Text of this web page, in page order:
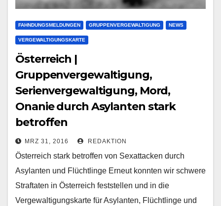
FAHNDUNGSMELDUNGEN GRUPPENVERGEWALTIGUNG NEWS
VERGEWALTIGUNGSKARTE
Österreich |
Gruppenvergewaltigung,
Serienvergewaltigung, Mord,
Onanie durch Asylanten stark
betroffen
MRZ 31, 2016 REDAKTION
Österreich stark betroffen von Sexattacken durch
Asylanten und Flüchtlinge Erneut konnten wir schwere
Straftaten in Österreich feststellen und in die
Vergewaltigungskarte für Asylanten, Flüchtlinge und